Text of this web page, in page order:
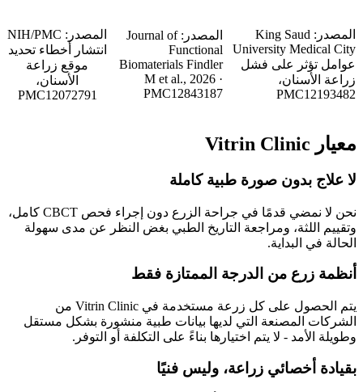
المصدر: NIH/PMC
انتشار أخطاء تحديد
موقع زراعة
الأسنان،
PMC12072791
المصدر: Journal of
Functional
Biomaterials Findler
M et al., 2026 ·
PMC12843187
المصدر: King Saud
University Medical City
عوامل تؤثر على فشل
زراعة الأسنان،
PMC12193482
معيار Vitrin Clinic
لا علاج بدون صورة طبية كاملة
نحن لا نمضي قدمًا في جراحة الزرع دون إجراء فحص CBCT كامل،
وتقييم اللثة، ومراجعة التاريخ الطبي بغض النظر عن مدى سهولة
الحالة في البداية.
أنظمة زرع من الدرجة الممتازة فقط
يتم الحصول على كل زرعة مستخدمة في Vitrin Clinic من
الشركات المصنعة التي لديها بيانات طبية منشورة بشكل مستقل
وطويلة الأمد - لا يتم اختيارها بناءً على التكلفة أو التوفر.
بقيادة أخصائي زراعة، وليس فنيًا